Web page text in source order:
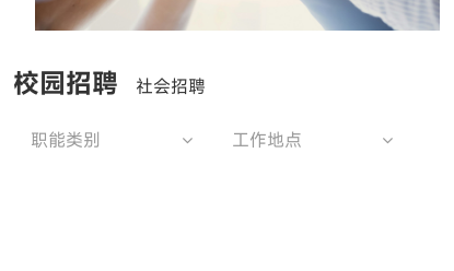
校园招聘 社会招聘
职能类别 工作地点